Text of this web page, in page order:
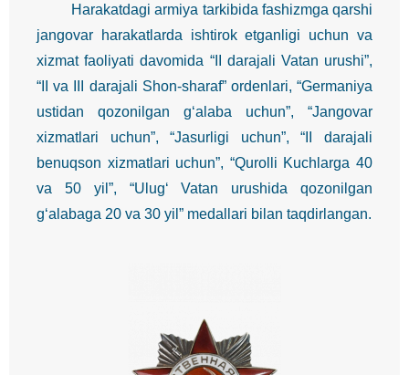
Harakatdagi armiya tarkibida fashizmga qarshi
jangovar harakatlarda ishtirok etganligi uchun va
xizmat faoliyati davomida “II darajali Vatan urushi”,
“II va III darajali Shon-sharaf” ordenlari, “Germaniya
ustidan qozonilgan g‘alaba uchun”, “Jangovar
xizmatlari uchun”, “Jasurligi uchun”, “II darajali
benuqson xizmatlari uchun”, “Qurolli Kuchlarga 40
va 50 yil”, “Ulug‘ Vatan urushida qozonilgan
g‘alabaga 20 va 30 yil” medallari bilan taqdirlangan.